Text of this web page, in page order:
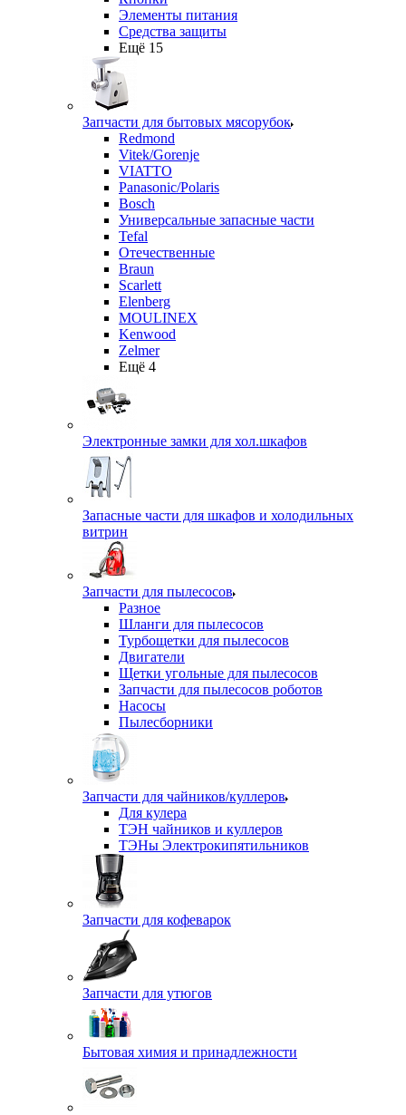
Элементы питания
Средства защиты
Ещё 15
Запчасти для бытовых мясорубок
Redmond
Vitek/Gorenje
VIATTO
Panasonic/Polaris
Bosch
Универсальные запасные части
Tefal
Отечественные
Braun
Scarlett
Elenberg
MOULINEX
Kenwood
Zelmer
Ещё 4
Электронные замки для хол.шкафов
Запасные части для шкафов и холодильных
витрин
Запчасти для пылесосов
Разное
Шланги для пылесосов
Турбощетки для пылесосов
Двигатели
Щетки угольные для пылесосов
Запчасти для пылесосов роботов
Насосы
Пылесборники
Запчасти для чайников/куллеров
Для кулера
ТЭН чайников и куллеров
ТЭНы Электрокипятильников
Запчасти для кофеварок
Запчасти для утюгов
Бытовая химия и принадлежности